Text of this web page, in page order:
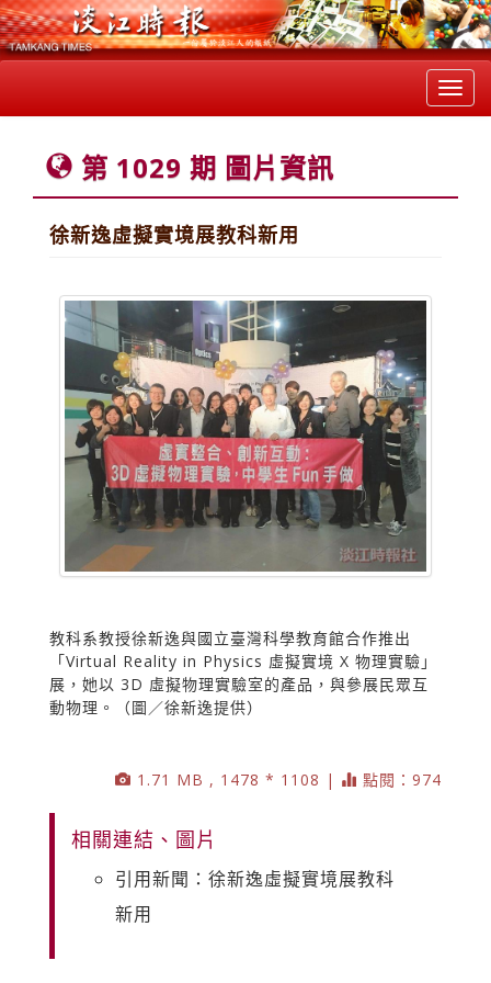
第 1029 期 圖片資訊
徐新逸虛擬實境展教科新用
教科系教授徐新逸與國立臺灣科學教育館合作推出
「Virtual Reality in Physics 虛擬實境 X 物理實驗」
展，她以 3D 虛擬物理實驗室的產品，與參展民眾互
動物理。（圖／徐新逸提供）
1.71 MB , 1478 * 1108 | 點閱：974
相關連結、圖片
引用新聞：徐新逸虛擬實境展教科
新用